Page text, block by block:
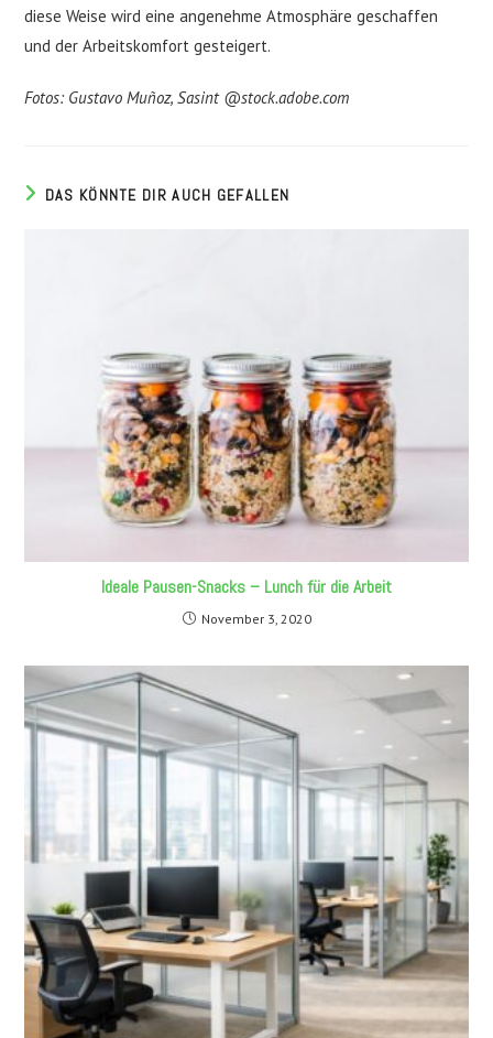
diese Weise wird eine angenehme Atmosphäre geschaffen
und der Arbeitskomfort gesteigert.
Fotos: Gustavo Muñoz, Sasint @stock.adobe.com
DAS KÖNNTE DIR AUCH GEFALLEN
Ideale Pausen-Snacks – Lunch für die Arbeit
November 3, 2020